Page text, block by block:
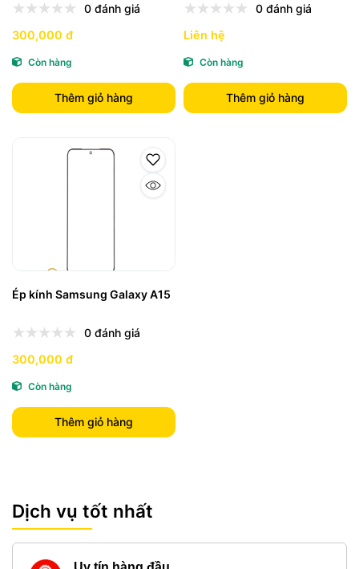
0 đánh giá
300,000 đ
Còn hàng
Thêm giỏ hàng
0 đánh giá
Liên hệ
Còn hàng
Thêm giỏ hàng
Ép kính Samsung Galaxy A15
0 đánh giá
300,000 đ
Còn hàng
Thêm giỏ hàng
Dịch vụ tốt nhất